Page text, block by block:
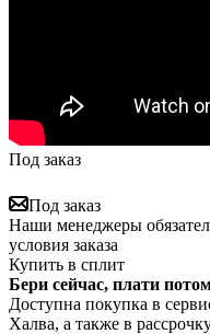
Под заказ
Под заказ
Наши менеджеры
условия заказа
Купить в сплит
Бери сейчас, плати
Доступна покупка в
Халва, а также в